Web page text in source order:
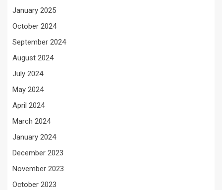
January 2025
October 2024
September 2024
August 2024
July 2024
May 2024
April 2024
March 2024
January 2024
December 2023
November 2023
October 2023